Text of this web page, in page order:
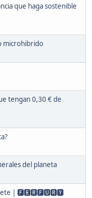
que haga sostenible
microhibrido
tengan 0,30 € de
del planeta
| 🅵🅴🆁🅵🆄🆁🆈